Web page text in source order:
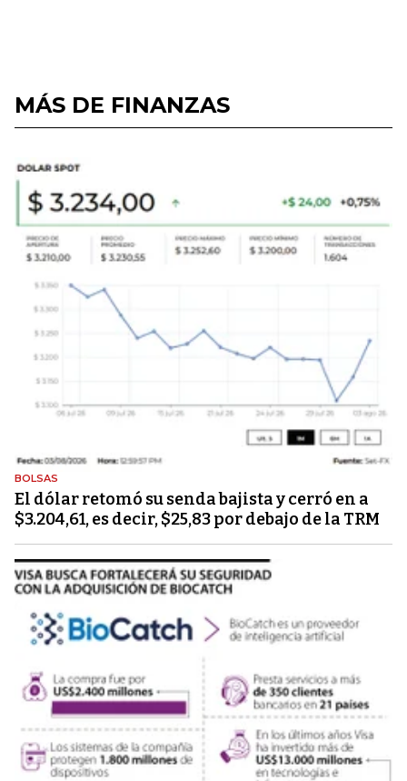
MÁS DE FINANZAS
BOLSAS
El dólar retomó su senda bajista y cerró en a
$3.204,61, es decir, $25,83 por debajo de la TRM